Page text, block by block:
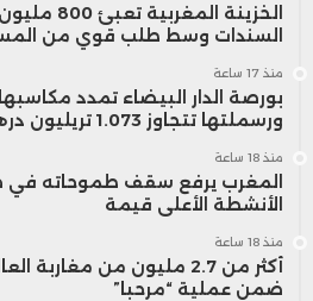
الخزينة
السندات وسط طلب قوي من
منذ 17 ساعة
بورصة الدار البيضاء تمدد
ورسملتها تتجاوز 1.073 تريليون درهم
منذ 18 ساعة
المغرب يرفع سقف طموحاته في
الأنشطة الأعلى قيمة
منذ 18 ساعة
أكثر من 2.7 مليون من
ضمن عملية “مرحبا”